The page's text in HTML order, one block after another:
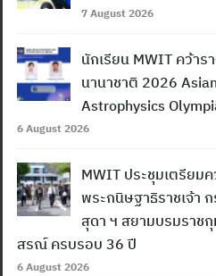
7 August 2026
นักเรียน MWIT คว้าร
นานาชาติ 2026
Astrophysics
6 August 2026
MWIT ประชุมเตรียม
พระกนิษฐาธิราชเจ้า
สุดา ฯ สยามบรมราช
สรณ์ ครบรอบ 36 ปี
6 August 2026